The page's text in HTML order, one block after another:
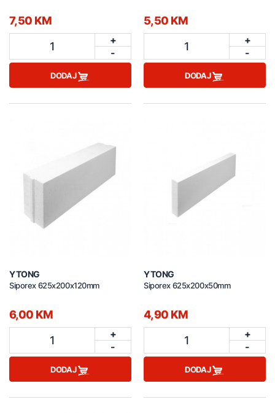
7,50 KM
1
+
-
DODAJ
5,50 KM
1
+
-
DODAJ
YTONG
Siporex 625x200x120mm
6,00 KM
1
+
-
DODAJ
YTONG
Siporex 625x200x50mm
4,90 KM
1
+
-
DODAJ